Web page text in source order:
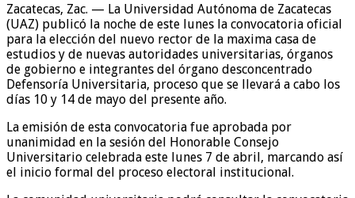
Zacatecas, Zac. — La Universidad Autónoma de Zacatecas
(UAZ) publicó la noche de este lunes la convocatoria oficial
para la elección del nuevo rector de la maxima casa de
estudios y de nuevas autoridades universitarias, órganos
de gobierno e integrantes del órgano desconcentrado
Defensoría Universitaria, proceso que se llevará a cabo los
días 10 y 14 de mayo del presente año.
La emisión de esta convocatoria fue aprobada por
unanimidad en la sesión del Honorable Consejo
Universitario celebrada este lunes 7 de abril, marcando así
el inicio formal del proceso electoral institucional.